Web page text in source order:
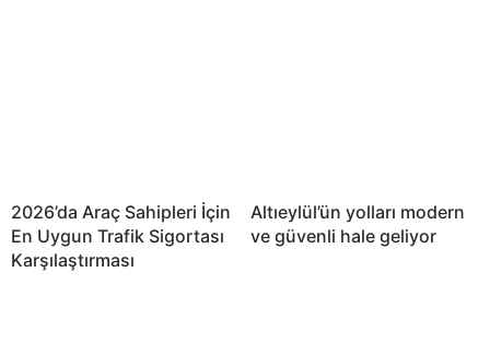
2026’da Araç Sahipleri İçin
En Uygun Trafik Sigortası
Karşılaştırması
Altıeylül’ün yolları modern
ve güvenli hale geliyor